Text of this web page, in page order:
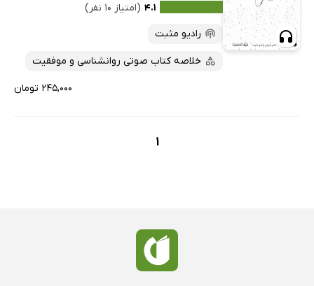
۴.۱ (امتیاز ۱۰ نفر)
رادیو مثبت
خلاصه کتاب صوتی روانشناسی و موفقیت
۲۴۵,۰۰۰ تومان
1